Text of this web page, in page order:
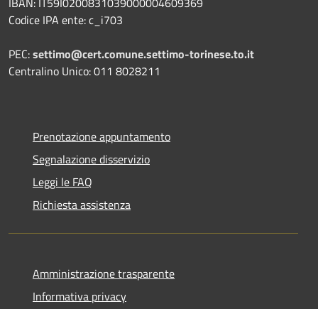
Codice IPA ente: c_i703
PEC:settimo@cert.comune.settimo-torinese.to.it
Centralino Unico: 011 8028211
Prenotazione appuntamento
Segnalazione disservizio
Leggi le FAQ
Richiesta assistenza
Amministrazione trasparente
Informativa privacy